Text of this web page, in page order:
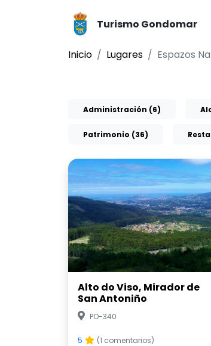
Turismo Gondomar
Inicio Lugares
Espazos
Administración (6)
Patrimonio (36)
Alto do Viso, Mirador de
San Antoniño
PO-340
5 (1 comentarios)